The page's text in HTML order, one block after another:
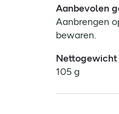
Aanbevolen
Aanbrengen
bewaren.
Nettogewicht
105 g